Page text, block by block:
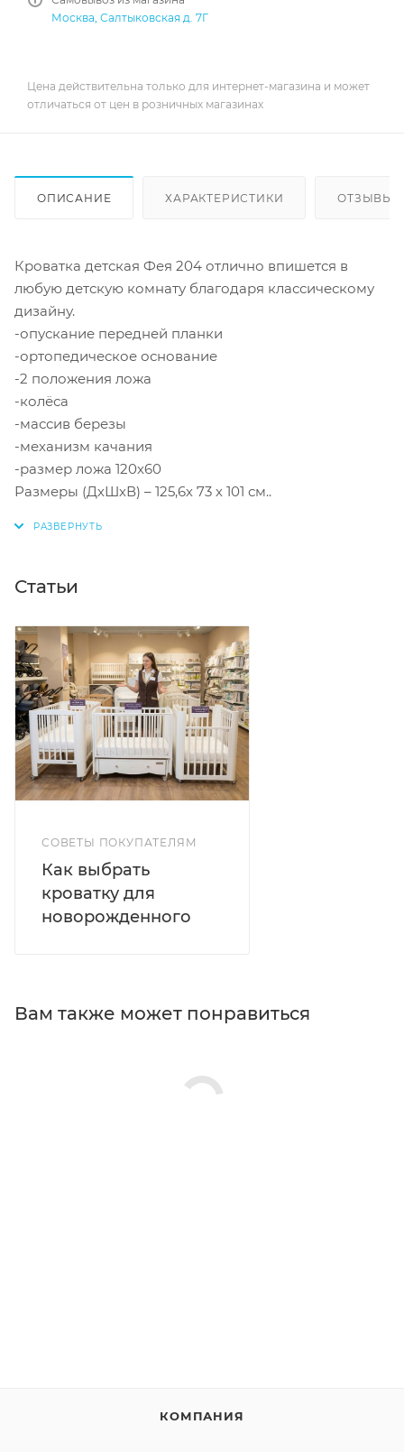
Москва, Салтыковская д. 7Г
Цена действительна только для интернет-магазина и может
отличаться от цен в розничных магазинах
ОПИСАНИЕ ХАРАКТЕРИСТИКИ ОТЗЫВЫ
Кроватка детская Фея 204 отлично впишется в
любую детскую комнату благодаря классическому
дизайну.
-опускание передней планки
-ортопедическое основание
-2 положения ложа
-колёса
-массив березы
-механизм качания
-размер ложа 120х60
Размеры (ДхШхВ) – 125,6х 73 х 101 см..
Статьи
СОВЕТЫ ПОКУПАТЕЛЯМ
Как выбрать
кроватку для
новорожденного
Вам также может понравиться
КОМПАНИЯ